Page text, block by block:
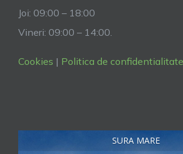
Joi: 09:00 – 18:00
Vineri: 09:00 – 14:00.
Cookies | Politica de confidentialitate
SURA MARE